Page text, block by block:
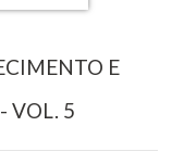
E
VOL. 5